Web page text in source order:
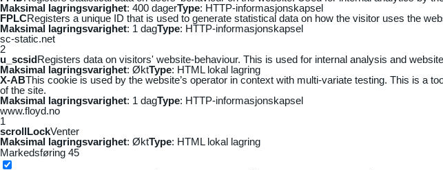
Maksimal lagringsvarighet: 400 dagerType: HTTP-informasjonskapsel
FPLCRegisters a unique ID that is used to generate statistical data on how the visitor uses the
Maksimal lagringsvarighet: 1 dagType: HTTP-informasjonskapsel
sc-static.net
2
u_scsidRegisters data on visitors' website-behaviour. This is used for internal analysis and
Maksimal lagringsvarighet: ØktType: HTML lokal lagring
X-ABThis cookie is used by the website’s operator in context with multi-variate testing. This is a
of the site.
Maksimal lagringsvarighet: 1 dagType: HTTP-informasjonskapsel
www.floyd.no
1
scrollLockVenter
Maksimal lagringsvarighet: ØktType: HTML lokal lagring
Markedsføring 45